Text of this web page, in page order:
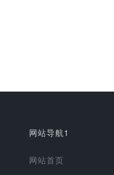
网站导航1
网站首页